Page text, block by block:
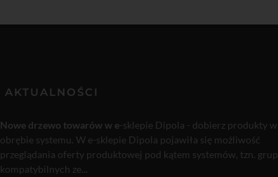
AKTUALNOŚCI
Nowe drzewo towarów w e-sklepie Dipola - dobierz produkty w
obrębie systemu. W e-sklepie Dipola pojawiła się możliwość
przeglądania oferty produktowej pod kątem systemów, tzn. grup
kompatybilnych ze...